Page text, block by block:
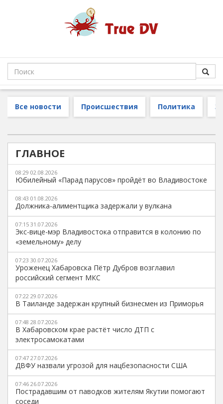
Все новости Происшествия Политика
ГЛАВНОЕ
08:29 02.08.2026
Юбилейный «Парад парусов» пройдёт во Владивостоке
08:43 01.08.2026
Должника-алиментщика задержали у вулкана
07:15 31.07.2026
Экс-вице-мэр Владивостока отправится в колонию по
«земельному» делу
07:23 30.07.2026
Уроженец Хабаровска Пётр Дубров возглавил
российский сегмент МКС
07:22 29.07.2026
В Таиланде задержан крупный бизнесмен из Приморья
07:48 28.07.2026
В Хабаровском крае растёт число ДТП с
электросамокатами
07:47 27.07.2026
ДВФУ назвали угрозой для нацбезопасности США
07:46 26.07.2026
Пострадавшим от паводков жителям Якутии помогают
соседи